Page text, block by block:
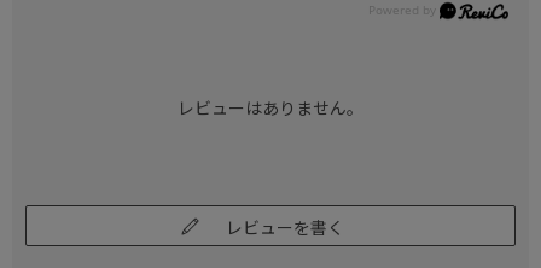
レビューはありません。
レビューを書く